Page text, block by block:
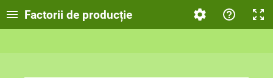
Factorii de producție